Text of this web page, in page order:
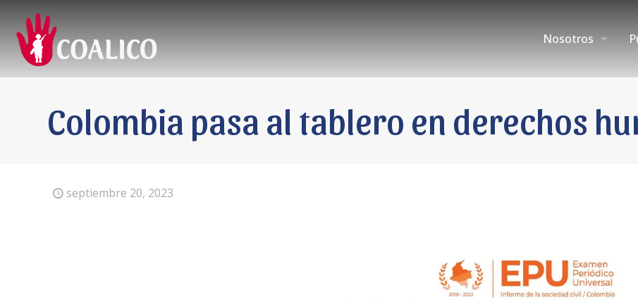
Nosotros
Colombia pasa al tablero en derechos
septiembre 20, 2023